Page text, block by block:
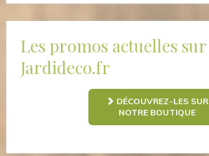
Les promos actuelles sur
Jardideco.fr
DÉCOUVREZ-LES SUR
NOTRE BOUTIQUE